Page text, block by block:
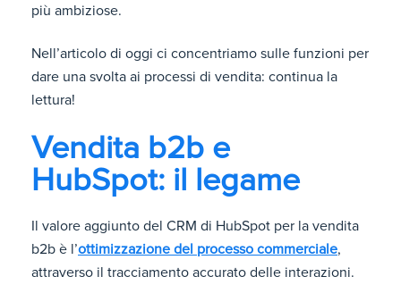
più ambiziose.
Nell’articolo di oggi ci concentriamo sulle funzioni per
dare una svolta ai processi di vendita: continua la
lettura!
Vendita b2b e
HubSpot: il legame
Il valore aggiunto del CRM di HubSpot per la vendita
b2b è l’ottimizzazione del processo commerciale,
attraverso il tracciamento accurato delle interazioni.